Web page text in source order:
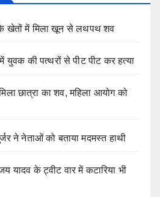
खेतों में मिला खून से लथपथ शव
युवक की पत्थरों से पीट पीट कर हत्या
छात्रा का शव, महिला आयोग को
ने नेताओं को बताया मदमस्त हाथी
के ट्वीट वार में कटारिया भी